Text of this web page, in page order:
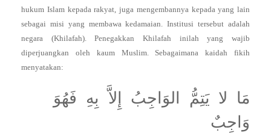
hukum Islam kepada rakyat, juga mengembannya kepada yang lain
sebagai misi yang membawa kedamaian. Institusi tersebut adalah
negara (Khilafah). Penegakkan Khilafah inilah yang wajib
diperjuangkan oleh kaum Muslim. Sebagaimana kaidah fikih
menyatakan:
مَا لا يَتِمُّ الوَاجِبُ إِلاَّ بِهِ فَهُوَ
وَاجِبٌ